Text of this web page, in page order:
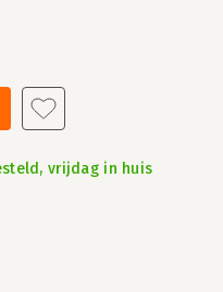
vrijdag in huis